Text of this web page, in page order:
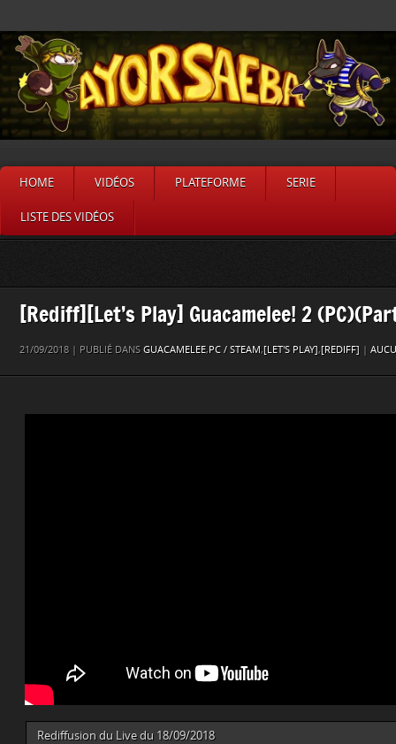
HOME VIDÉOS PLATEFORME SERIE
LISTE DES VIDÉOS
[Rediff][Let’s Play] Guacamelee! 2
21/09/2018 | PUBLIÉ DANS GUACAMELEE,PC / STEAM,[LET'S PLAY],[REDIFF]
Rediffusion du Live du 18/09/2018